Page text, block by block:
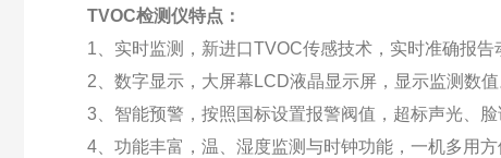
TVOC检测仪特点：
1、实时监测，新进口TVOC传感技术，实时准确报告
2、数字显示，大屏幕LCD液晶显示屏，显示监测数值
3、智能预警，按照国标设置报警阀值，超标声光、脸
4、功能丰富，温、湿度监测与时钟功能，一机多用方